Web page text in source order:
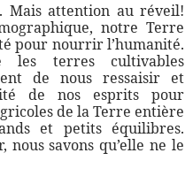
Mais attention au réveil!
notre Terre
pour nourrir l’humanité.
les terres cultivables
de nous ressaisir et
de nos esprits pour
de la Terre entière
et petits équilibres.
savons qu’elle ne le